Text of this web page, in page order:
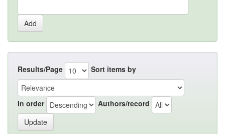
Results/Page Sort items by
In order Authors/record